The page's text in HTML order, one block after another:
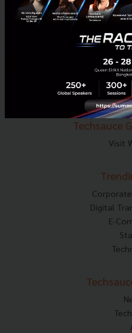
About
ส่งบ
Techsauce
Visit
Digital
E-